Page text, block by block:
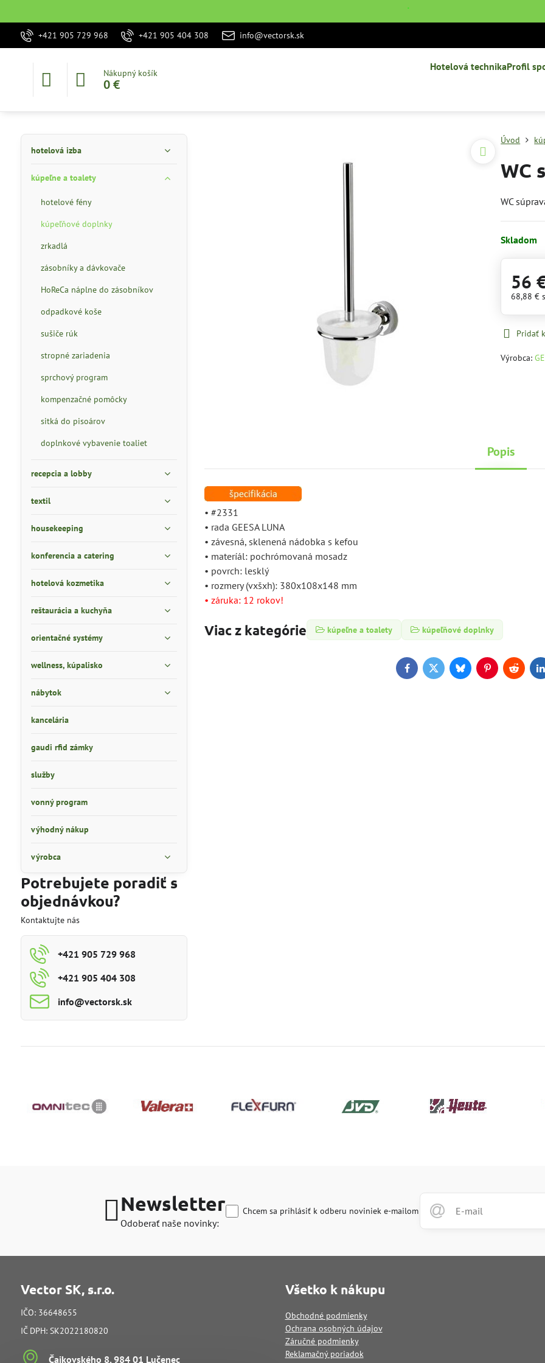
˙
+421 905 729 968 +421 905 404 308 info@vectorsk.sk
Nákupný košík
0 €
Hotelová technikaProfil
Úvod
WC
WC
Skladom
56
68,88 €
Pridať
Výrobca:
Popis
• #2331
• rada GEESA LUNA
• závesná, sklenená nádobka s kefou
• materíál: pochrómovaná mosadz
• povrch: lesklý
• rozmery (vxšxh): 380x108x148 mm
• záruka: 12 rokov!
Viac z kategórie kúpeľne a toalety kúpeľňové doplnky
FacebookTwitterBlueskyPinterestReddit
hotelová izba
kúpeľne a toalety
hotelové fény
kúpeľňové doplnky
zrkadlá
zásobníky a dávkovače
HoReCa náplne do zásobníkov
odpadkové koše
sušiče rúk
stropné zariadenia
sprchový program
kompenzačné pomôcky
sitká do pisoárov
doplnkové vybavenie toaliet
recepcia a lobby
textil
housekeeping
konferencia a catering
hotelová kozmetika
reštaurácia a kuchyňa
orientačné systémy
wellness, kúpalisko
nábytok
kancelária
gaudi rfid zámky
služby
vonný program
výhodný nákup
výrobca
Potrebujete poradiť s
objednávkou?
Kontaktujte nás
+421 905 729 968
+421 905 404 308
info​@vectorsk​.sk
Newsletter
Odoberať naše novinky:
Chcem sa prihlásiť k odberu noviniek e-mailom
Vector SK, s.r.o.
IČO: 36648655
IČ DPH: SK2022180820
Čajkovského 8, 984 01 Lučenec
Všetko k nákupu
Obchodné podmienky
Ochrana osobných údajov
Záručné podmienky
Reklamačný poriadok